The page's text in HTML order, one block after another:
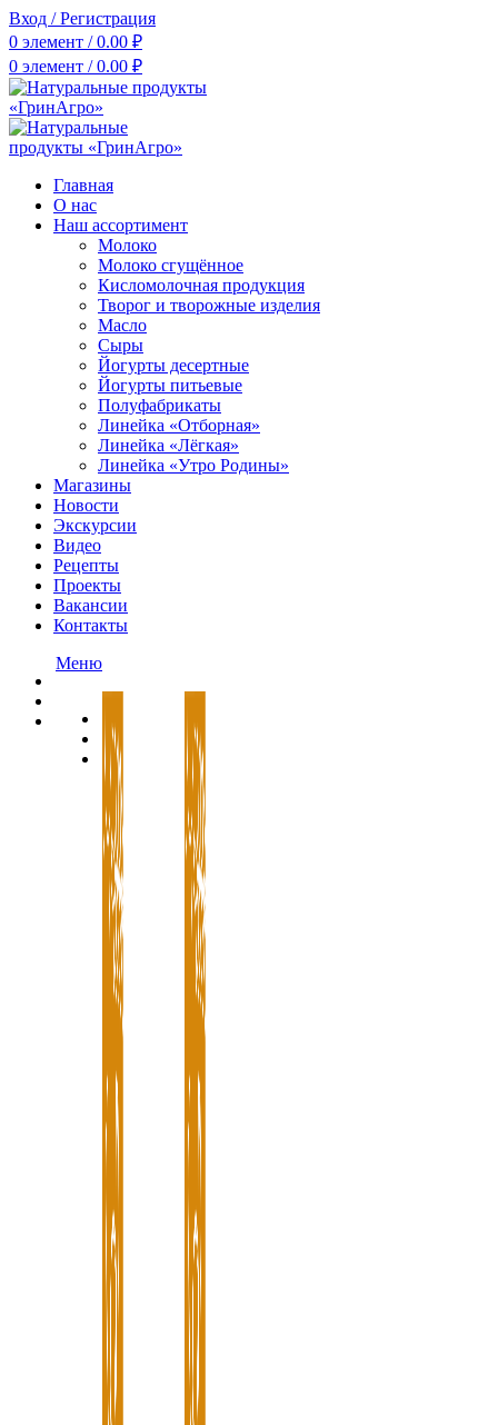
Вход / Регистрация
0 элемент / 0.00 ₽
0 элемент / 0.00 ₽
Главная
О нас
Наш ассортимент
Молоко
Молоко сгущённое
Кисломолочная продукция
Творог и творожные изделия
Масло
Сыры
Йогурты десертные
Йогурты питьевые
Полуфабрикаты
Линейка «Отборная»
Линейка «Лёгкая»
Линейка «Утро Родины»
Магазины
Новости
Экскурсии
Видео
Рецепты
Проекты
Вакансии
Контакты
Меню